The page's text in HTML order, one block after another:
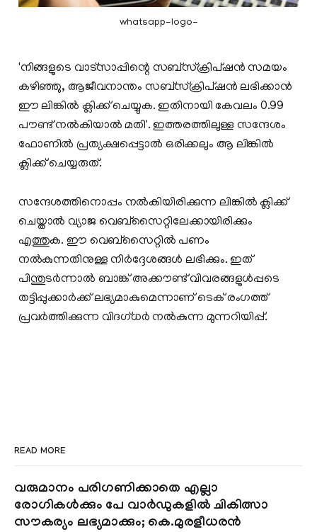
whatsapp-logo-
'നിങ്ങളുടെ വാട്‌സാപ്പിന്റെ സബ്‌സ്‌ക്രിപ്ഷന്‍ സമയം
കഴിഞ്ഞു, ആജീവനാന്തം സബ്‌സ്‌ക്രിപ്ഷന്‍ ലഭിക്കാന്‍
ഈ ലിങ്കില്‍ ക്ലിക്ക് ചെയ്യുക. ഇതിനായി കേവലം 0.99
പൗണ്ട് നല്‍കിയാല്‍ മതി'. ഇത്തരത്തിലുള്ള സന്ദേശം
ഫോണിൽ പ്രത്യക്ഷപ്പെട്ടാൽ ഒരിക്കലും ആ ലിങ്കിൽ
ക്ലിക്ക് ചെയ്യരുത്.
സന്ദേശത്തിനൊപ്പം നൽകിയിരിക്കുന്ന ലിങ്കിൽ ക്ലിക്ക്
ചെയ്താൽ വ്യാജ വെബ്‌സൈറ്റിലേക്കായിരിക്കും
എത്തുക. ഈ വെബ്‌സൈറ്റിൽ പണം
നൽകുന്നതിനുള്ള നിർദ്ദേശങ്ങൾ ലഭിക്കും. ഇത്
പിന്തുടർന്നാൽ ബാങ്ക് അക്കൗണ്ട് വിവരങ്ങളുൾപ്പടെ
തട്ടിപ്പുക്കാർക്ക് ലഭ്യമാകുമെന്നാണ് ടെക് രംഗത്ത്
പ്രവർത്തിക്കുന്ന വിദഗ്ധർ നൽകുന്ന മുന്നറിയിപ്പ്.
READ MORE
വരുമാനം പരിഗണിക്കാതെ എല്ലാ
രോഗികൾക്കും പേ വാർഡുകളിൽ ചികിത്സാ
സൗകര്യം ലഭ്യമാക്കും; കെ.മുരളീധരൻ